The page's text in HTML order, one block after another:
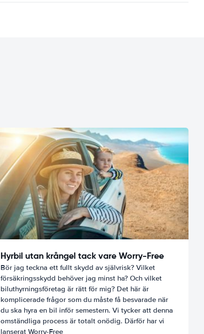
Hyrbil utan krångel tack vare Worry-Free
Bör jag teckna ett fullt skydd av självrisk? Vilket
försäkringsskydd behöver jag minst ha? Och vilket
biluthyrningsföretag är rätt för mig? Det här är
komplicerade frågor som du måste få besvarade när
du ska hyra en bil inför semestern. Vi tycker att denna
omständliga process är totalt onödig. Därför har vi
lanserat Worry-Free